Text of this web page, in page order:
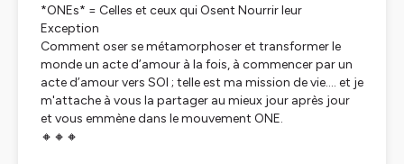
*ONEs* = Celles et ceux qui Osent Nourrir leur
Exception
Comment oser se métamorphoser et transformer le
monde un acte d’amour à la fois, à commencer par un
acte d’amour vers SOI ; telle est ma mission de vie.... et je
m'attache à vous la partager au mieux jour après jour
et vous emmène dans le mouvement ONE.
🔸🔸🔸